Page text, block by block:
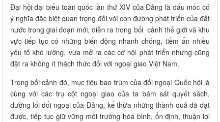
Đại hội đại biểu toàn quốc lần thứ XIV của Đảng là dấu mốc có
ý nghĩa đặc biệt quan trọng đối với con đường phát triển của đất
nước trong giai đoạn mới, diễn ra trong bối cảnh thế giới và khu
vực tiếp tục có những biến động nhanh chóng, tiềm ẩn nhiều
yếu tố khó lường, vừa mở ra các cơ hội phát triển nhưng cũng
đặt ra không ít thách thức đối với ngoại giao Việt Nam.
Trong bối cảnh đó, mục tiêu bao trùm của đối ngoại Quốc hội là
cùng với các trụ cột ngoại giao của ta bám sát quyết sách,
đường lối đối ngoại của Đảng, kế thừa những thành quả đã đạt
được, tiếp tục giữ vững môi trường hòa bình, ổn định, thuận lợi